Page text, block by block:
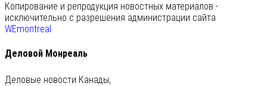
Копирование и репродукция новостных материалов -
исключительно с разрешения администрации сайта
WEmontreal
Деловой Монреаль
Деловые новости Канады,